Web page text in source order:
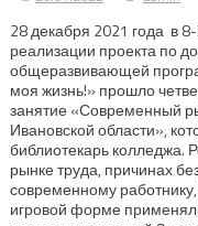
28 декабря 2021 года в
реализации проекта по
общеразвивающей
моя жизнь!» прошло
занятие «Современный
Ивановской области»,
библиотекарь колледжа.‍
рынке труда, причинах
современному
игровой форме